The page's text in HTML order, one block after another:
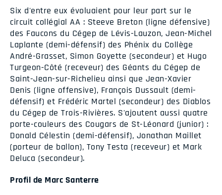
Six d'entre eux évoluaient pour leur part sur le
circuit collégial AA : Steeve Breton (ligne défensive)
des Faucons du Cégep de Lévis-Lauzon, Jean-Michel
Laplante (demi-défensif) des Phénix du Collège
André-Grasset, Simon Goyette (secondeur) et Hugo
Turgeon-Côté (receveur) des Géants du Cégep de
Saint-Jean-sur-Richelieu ainsi que Jean-Xavier
Denis (ligne offensive), François Dussault (demi-
défensif) et Frédéric Martel (secondeur) des Diablos
du Cégep de Trois-Rivières. S'ajoutent aussi quatre
porte-couleurs des Cougars de St-Léonard (junior) :
Donald Célestin (demi-défensif), Jonathan Maillet
(porteur de ballon), Tony Testa (receveur) et Mark
Deluca (secondeur).
Profil de Marc Santerre